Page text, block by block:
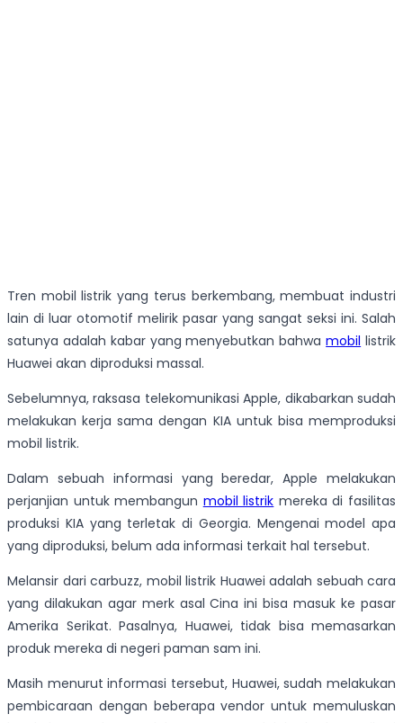
Tren mobil listrik yang terus berkembang, membuat industri
lain di luar otomotif melirik pasar yang sangat seksi ini. Salah
satunya adalah kabar yang menyebutkan bahwamobil listrik
Huawei akan diproduksi massal.
Sebelumnya, raksasa telekomunikasi Apple, dikabarkan sudah
melakukan kerja sama dengan KIA untuk bisa memproduksi
mobil listrik.
Dalam sebuah informasi yang beredar, Apple melakukan
perjanjian untuk membangun mobil listrik mereka di fasilitas
produksi KIA yang terletak di Georgia. Mengenai model apa
yang diproduksi, belum ada informasi terkait hal tersebut.
Melansir dari carbuzz, mobil listrik Huawei adalah sebuah cara
yang dilakukan agar merk asal Cina ini bisa masuk ke pasar
Amerika Serikat. Pasalnya, Huawei, tidak bisa memasarkan
produk mereka di negeri paman sam ini.
Masih menurut informasi tersebut, Huawei, sudah melakukan
pembicaraan dengan beberapa vendor untuk memuluskan